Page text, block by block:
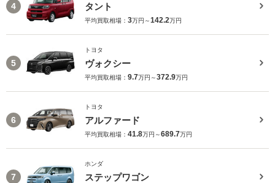
4 タント
平均買取相場： 3万円～142.2万円
5
トヨタ
ヴォクシー
平均買取相場： 9.7万円～372.9万円
6
トヨタ
アルファード
平均買取相場： 41.8万円～689.7万円
7
ホンダ
ステップワゴン